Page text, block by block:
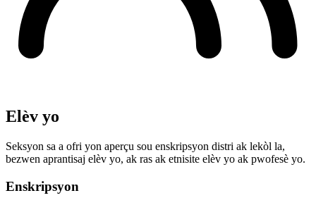
Elèv yo
Seksyon sa a ofri yon aperçu sou enskripsyon distri ak lekòl la,
bezwen aprantisaj elèv yo, ak ras ak etnisite elèv yo ak pwofesè yo.
Enskripsyon